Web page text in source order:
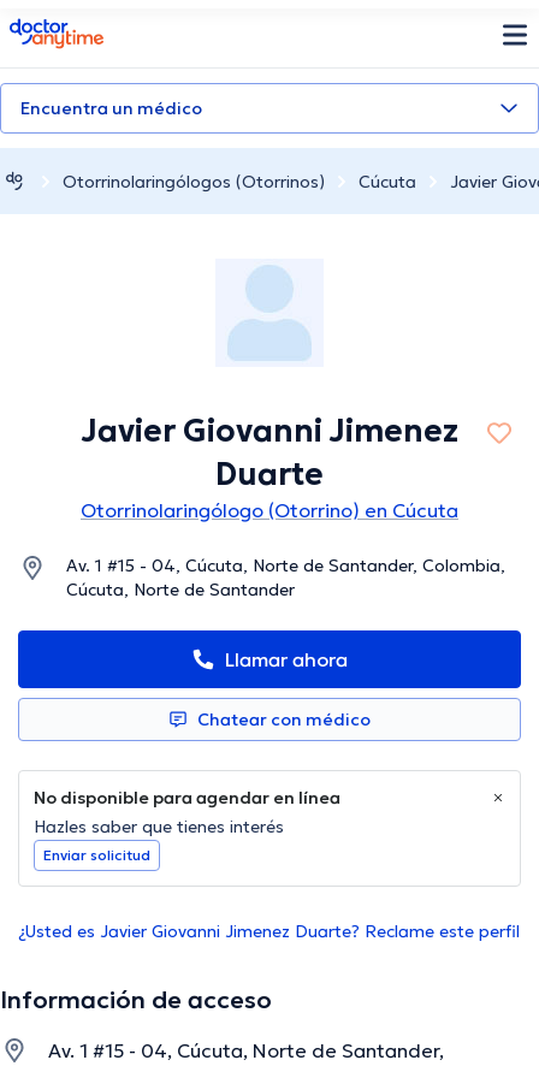
doctoranytime
Encuentra un médico
Otorrinolaringólogos (Otorrinos) Cúcuta Javier
Javier Giovanni Jimenez
Duarte
Otorrinolaringólogo (Otorrino) en Cúcuta
Av. 1 #15 - 04, Cúcuta, Norte de Santander, Colombia,
Cúcuta, Norte de Santander
Llamar ahora
Chatear con médico
No disponible para agendar en línea
Hazles saber que tienes interés
Enviar solicitud
¿Usted es Javier Giovanni Jimenez Duarte? Reclame este perfil
Información de acceso
Av. 1 #15 - 04, Cúcuta, Norte de Santander,